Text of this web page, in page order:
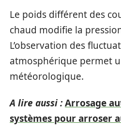
Le poids différent des
chaud modifie la
L’observation des
atmosphérique permet
météorologique.
A lire aussi :Arrosage
systèmes pour arroser